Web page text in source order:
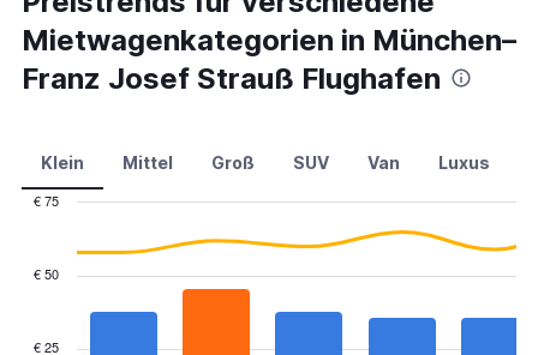
Mietwagenkategorien in München–
Franz Josef Strauß Flughafen
Klein Mittel Groß SUV Van Luxus
€ 25
€ 50
€ 75